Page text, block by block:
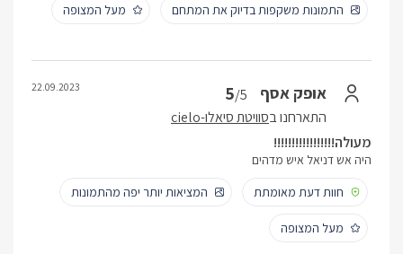
התמונות משקפות בדיוק את המתחם מעל המצופה
אופק אסף 5/5
התארחנו בסוויטת סיאלו-cielo
22.09.2023
מעולה!!!!!!!!!!!!!!!!!
היה אש דניאל איש מדהים
חוות דעת מאומתת
המציאות יותר יפה מהתמונות
מעל המצופה